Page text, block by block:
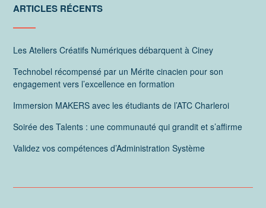
ARTICLES RÉCENTS
Les Ateliers Créatifs Numériques débarquent à Ciney
Technobel récompensé par un Mérite cinacien pour son
engagement vers l’excellence en formation
Immersion MAKERS avec les étudiants de l’ATC Charleroi
Soirée des Talents : une communauté qui grandit et s’affirme
Validez vos compétences d’Administration Système